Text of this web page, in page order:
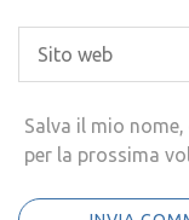
Salva il mio
per la prossima